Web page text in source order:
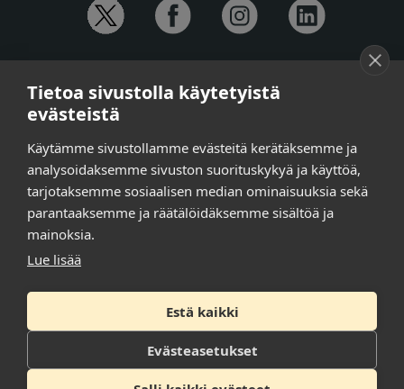
Anna-Mari Jaanu, kehittämispäällikkö,
puh. +358 50 572 4620
Henna Honkalo,
viestintäpäällikkö,
puh. +358 50 479 6618
Ilari Raiski, viestintä- ja tapahtumakoordinaattori,
puh. +358 45 130 3832
Susanna Laasio,
tarkeissatoissa[a]kt.fi
Tilaa uutiskirje
Tietosuojaseloste
Saavutettavuusseloste
Tietoa sivustolla käytetyistä
evästeistä
Käytämme sivustollamme evästeitä kerätäksemme ja
analysoidaksemme sivuston suorituskykyä ja käyttöä,
tarjotaksemme sosiaalisen median ominaisuuksia sekä
parantaaksemme ja räätälöidäksemme sisältöä ja
mainoksia.
Lue lisää
Estä kaikki
Evästeasetukset